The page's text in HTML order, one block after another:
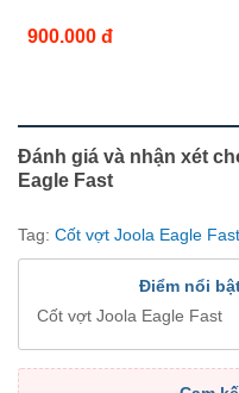
900.000 đ
Đánh giá và nhận xét
Eagle Fast
Tag: Cốt vợt Joola Eagle Fast
Điểm nổi
Cốt vợt Joola Eagle Fast